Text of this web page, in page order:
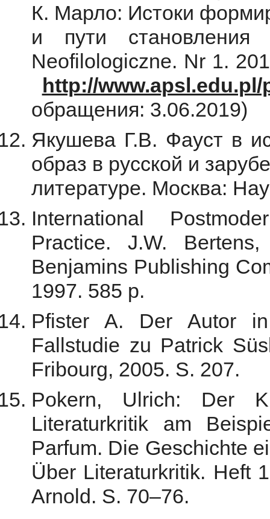
К. Марло: Истоки
и пути
Neofilologiczne. Nr 1.
http://
обращения: 3.06.2019)
Якушева Г.В. Фауст в
образ в русской и
литературе. Москва:
International
Practice. J.W.
Benjamins Publishing
1997. 585 p.
Pfister A. Der Autor
Fallstudie zu Patrick
Fribourg, 2005. S. 207.
Pokern, Ulrich: Der
Literaturkritik am
Parfum. Die Geschichte
Über Literaturkritik. Heft
Arnold. S. 70–76.